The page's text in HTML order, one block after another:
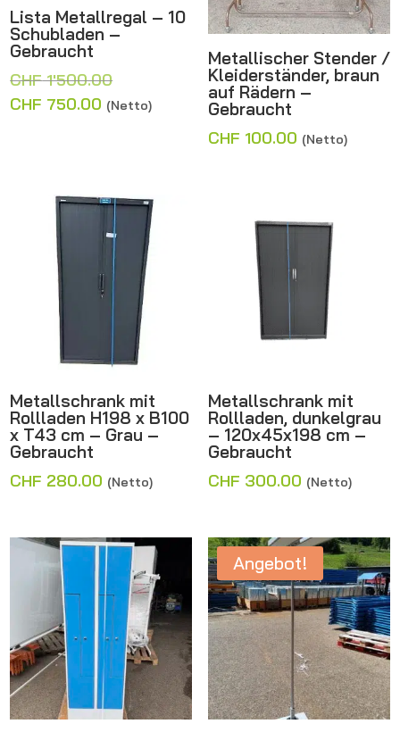
Lista Metallregal – 10
Schubladen –
Gebraucht
CHF1'500.00Ursprünglicher
Preis
CHF 1'500.00
CHF 750.00 Aktueller
(Netto)
Metallischer Stender /
Kleiderständer, braun
auf Rädern –
Gebraucht
CHF 100.00 (Netto)
Metallschrank mit
Rollladen H198 x B100
x T43 cm – Grau –
Gebraucht
CHF 280.00 (Netto)
Metallschrank mit
Rollladen, dunkelgrau
– 120x45x198 cm –
Gebraucht
CHF 300.00 (Netto)
Angebot!